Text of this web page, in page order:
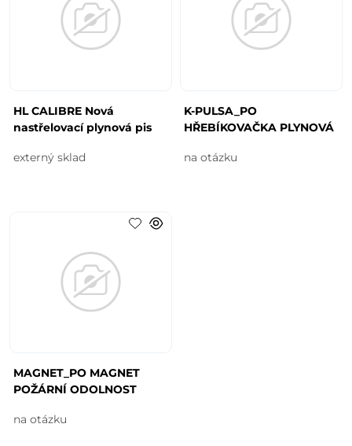
HL CALIBRE Nová
nastřelovací plynová pis
externý sklad
K-PULSA_PO
HŘEBÍKOVAČKA PLYNOVÁ
na otázku
MAGNET_PO MAGNET
POŽÁRNÍ ODOLNOST
na otázku